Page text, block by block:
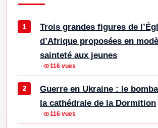
Trois grandes figures de
d’Afrique proposées en
sainteté aux jeunes
116 vues
Guerre en Ukraine : le
la cathédrale de la Dormition
116 vues